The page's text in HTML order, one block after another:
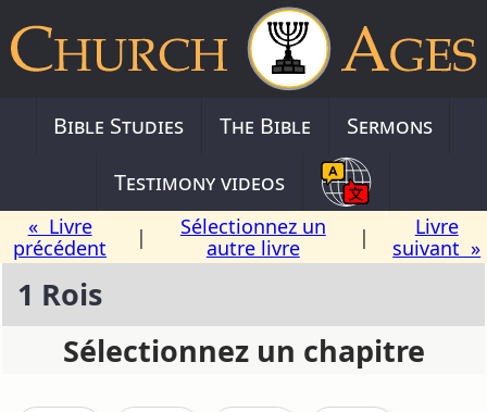
Bible Studies The Bible
Sermons
Testimony videos
« Livre
précédent
|
Sélectionnez un
autre livre
|
Livre
suivant »
1 Rois
Sélectionnez un chapitre